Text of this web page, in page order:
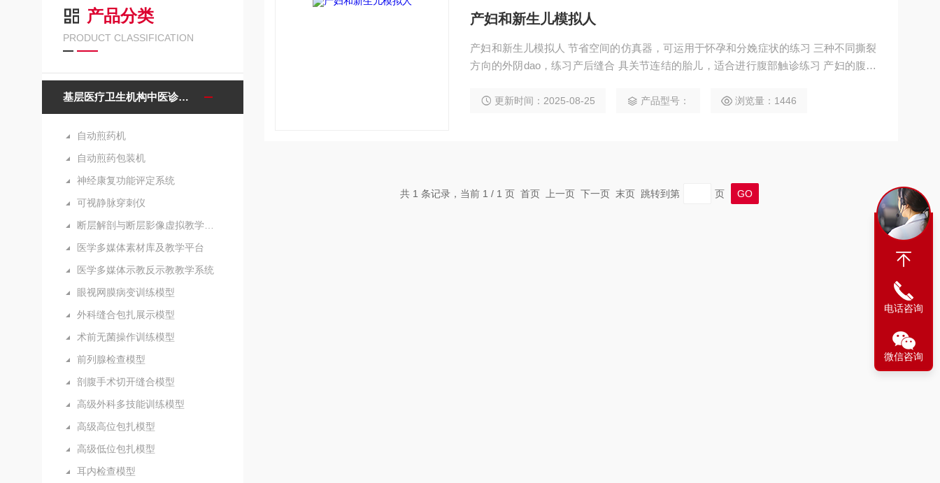
产品分类
PRODUCT CLASSIFICATION
基层医疗卫生机构中医诊疗区（中医馆）服务能力建设项目诊疗设备
自动煎药机
自动煎药包装机
神经康复功能评定系统
可视静脉穿刺仪
医学多媒体素材库及教学平台
医学多媒体示教反示教教学系统
眼视网膜病变训练模型
外科缝合包扎展示模型
术前无菌操作训练模型
前列腺检查模型
剖腹手术切开缝合模型
高级外科多技能训练模型
高级高位包扎模型
高级低位包扎模型
耳内检查模型
产妇和新生儿模拟人
产妇和新生儿模拟人 节省空间的仿真器，可运用于怀孕和分娩症状的练习 三种不同撕裂
方向的外阴dao，练习产后缝合 具关节连结的胎儿，适合进行腹部触诊练习 产妇的腹中
更新时间：2025-08-25 产品型号： 浏览量：1446
共 1 条记录，当前 1 / 1 页 首页 上一页 下一页 末页 跳转到第 页
电话咨询
微信咨询